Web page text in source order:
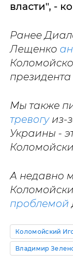
власти", -
Ранее
Лещенко
Мы также
тревогуиз-
Украины -
А недавно
проблемой
Коломойский
Владимир